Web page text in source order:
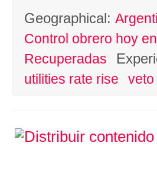
Geographical:
Control obrero hoy
Recuperadas
utilities rate rise
veto